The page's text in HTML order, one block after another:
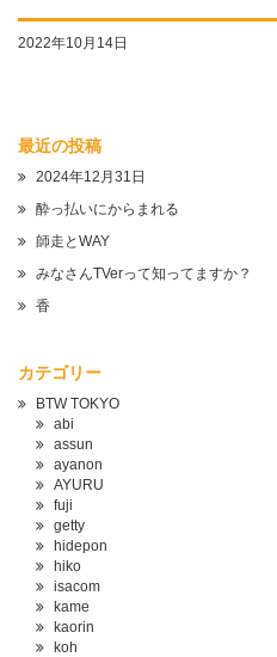
2022年10月14日
最近の投稿
2024年12月31日
酔っ払いにからまれる
師走とWAY
みなさんTVerって知ってますか？
香
カテゴリー
BTW TOKYO
abi
assun
ayanon
AYURU
fuji
getty
hidepon
hiko
isacom
kame
kaorin
koh